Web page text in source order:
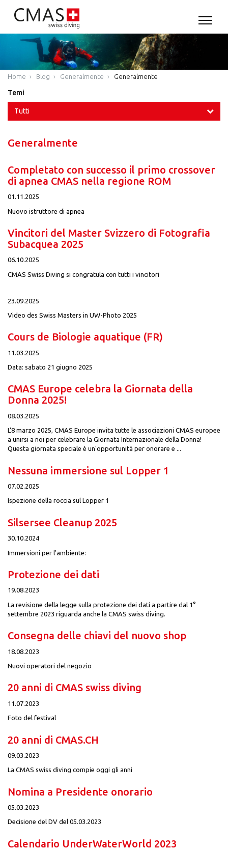
Home Blog Generalmente Generalmente
Temi
Tutti
Generalmente
Completato con successo il primo crossover
di apnea CMAS nella regione ROM
01.11.2025
Nuovo istruttore di apnea
Vincitori del Master Svizzero di Fotografia
Subacquea 2025
06.10.2025
CMAS Swiss Diving si congratula con tutti i vincitori
23.09.2025
Video des Swiss Masters in UW-Photo 2025
Cours de Biologie aquatique (FR)
11.03.2025
Data: sabato 21 giugno 2025
CMAS Europe celebra la Giornata della
Donna 2025!
08.03.2025
L'8 marzo 2025, CMAS Europe invita tutte le associazioni CMAS europee
a unirsi a noi per celebrare la Giornata Internazionale della Donna!
Questa giornata speciale è un'opportunità per onorare e ...
Nessuna immersione sul Lopper 1
07.02.2025
Ispezione della roccia sul Lopper 1
Silsersee Cleanup 2025
30.10.2024
Immersioni per l'ambiente:
Protezione dei dati
19.08.2023
La revisione della legge sulla protezione dei dati a partire dal 1°
settembre 2023 riguarda anche la CMAS swiss diving.
Consegna delle chiavi del nuovo shop
18.08.2023
Nuovi operatori del negozio
20 anni di CMAS swiss diving
11.07.2023
Foto del festival
20 anni di CMAS.CH
09.03.2023
La CMAS swiss diving compie oggi gli anni
Nomina a Presidente onorario
05.03.2023
Decisione del DV del 05.03.2023
Calendario UnderWaterWorld 2023